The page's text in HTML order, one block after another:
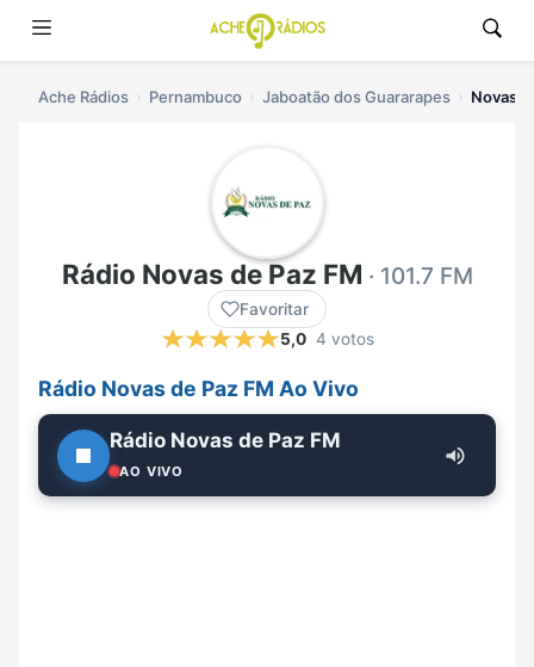
Ache Rádios Pernambuco Jaboatão dos Guararapes Novas
Rádio Novas de Paz FM · 101.7 FM
Favoritar
5,0 4 votos
Rádio Novas de Paz FM Ao Vivo
Rádio Novas de Paz FM
AO VIVO